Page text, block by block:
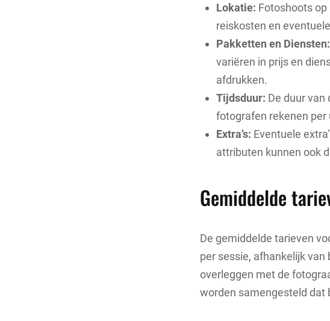
Lokatie: Fotoshoots
reiskosten en
Pakketten en Diensten:
variëren in prijs en
afdrukken.
Tijdsduur: De duur
fotografen rekenen per
Extra’s: Eventuele
attributen kunnen ook
Gemiddelde
De gemiddelde tarieven
per sessie, afhankelijk
overleggen met de
worden samengesteld dat